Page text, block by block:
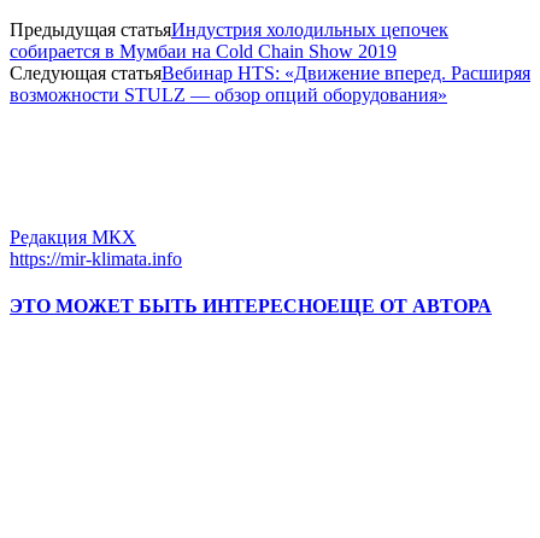
Предыдущая статьяИндустрия холодильных цепочек
собирается в Мумбаи на Cold Chain Show 2019
Следующая статьяВебинар HTS: «Движение вперед. Расширяя
возможности STULZ — обзор опций оборудования»
Редакция МКХ
https://mir-klimata.info
ЭТО МОЖЕТ БЫТЬ ИНТЕРЕСНОЕЩЕ ОТ АВТОРА